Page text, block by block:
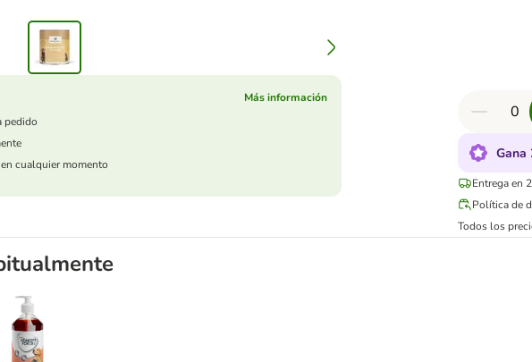
Más información
pedido
cualquier momento
Gana
Entrega en
Política de
Todos los
de salmón Concept for Life para mascotas